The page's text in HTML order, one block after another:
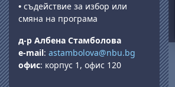
• съдействие за избор или
смяна на програма
д-р Албена Стамболова
e-mail: astambolova@nbu.bg
офис: корпус 1, офис 120